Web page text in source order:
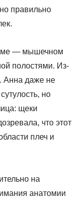
правильно
— мышечном
полостями. Из-
Анна даже не
но
щеки
что этот
плеч и
на
анатомии